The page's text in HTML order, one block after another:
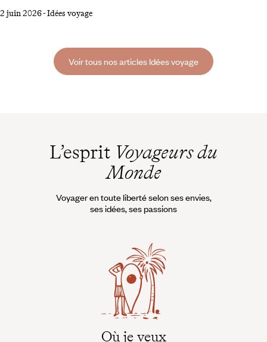
des zones peu densément habitées, où la nature domine et où l’activité
parmi les plus singuliers.
2 juin 2026-Idées voyage
Voir tous nos articles Idées voyage
L’esprit Voyageurs du
Monde
Voyager en toute liberté selon ses envies,
ses idées, ses passions
Où je veux